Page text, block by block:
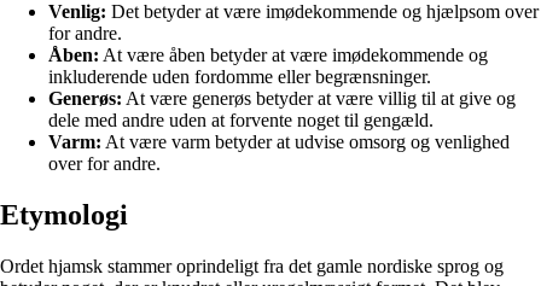
Venlig: Det betyder at være imødekommende og hjælpsom over
for andre.
Åben: At være åben betyder at være imødekommende og
inkluderende uden fordomme eller begrænsninger.
Generøs: At være generøs betyder at være villig til at give og
dele med andre uden at forvente noget til gengæld.
Varm: At være varm betyder at udvise omsorg og venlighed
over for andre.
Etymologi
Ordet hjamsk stammer oprindeligt fra det gamle nordiske sprog og